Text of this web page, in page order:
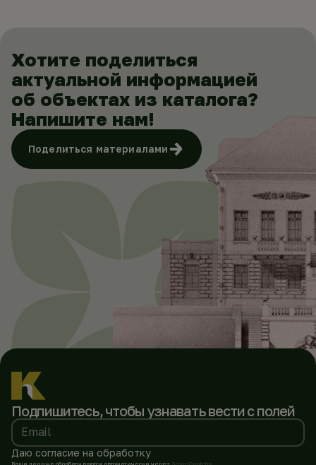
Хотите поделиться
актуальной информацией
об объектах из каталога?
Напишите нам!
Поделиться материалами
Подпишитесь, чтобы узнавать вести с полей
Email
Даю согласие на обработку
Ваши данные обрабатываются автоматически через SmartCaptcha